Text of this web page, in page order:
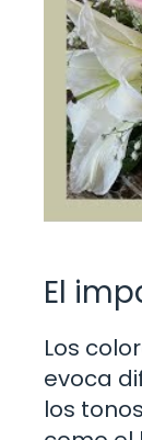
El
Los
evoca
los